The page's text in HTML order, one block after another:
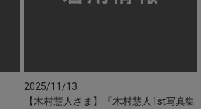
2025/11/13
【木村慧人さま】『木村慧人1st写真集